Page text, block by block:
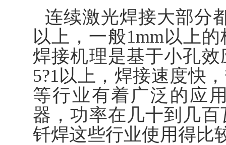
连续激光焊接大部分
以上，一般1mm以上
焊接机理是基于小孔
5?1以上，焊接速度快
等行业有着广泛的应
器，功率在几十到几
钎焊这些行业使用得比